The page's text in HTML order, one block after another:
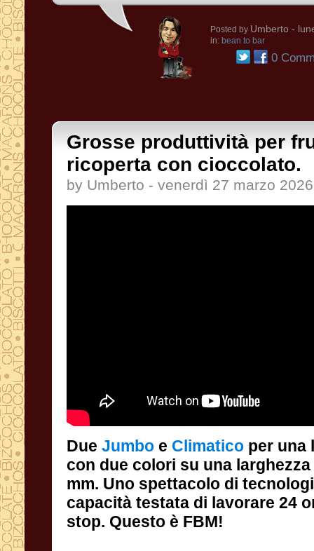
Posted by Umberto -
in: bean to bar
0
Grosse produttività per
ricoperta con cioccolato.
by Umberto - venerdì 27 marzo 2026
Due Jumbo e Climatico per una
con due colori
mm. Uno
capacità
stop. Questo è FBM!